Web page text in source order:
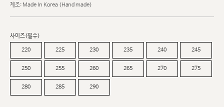
제조: Made In Korea (Hand made)
사이즈(필수)
220 225 230 235 240 245
250 255 260 265 270 275
280 285 290